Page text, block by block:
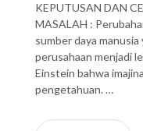
KEPUTUSAN DAN
MASALAH :
sumber daya
perusahaan menjadi
Einstein bahwa
pengetahuan. …